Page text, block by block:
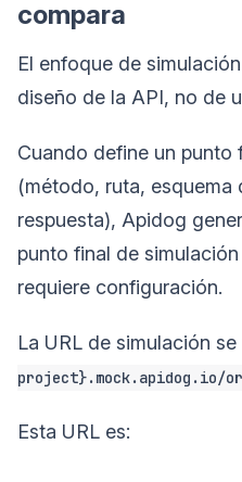
compara
El enfoque de
diseño de la API, no de
Cuando define un punto
(método, ruta, esquema
respuesta), Apidog
punto final de
requiere configuración.
La URL de simulación se
project}.mock.apidog.io/
Esta URL es: